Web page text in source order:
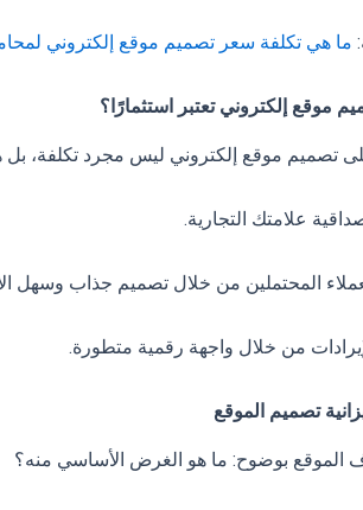
ما هي تكلفة سعر تصميم موقع إلكتروني لمحامي
موقع إلكتروني تعتبر استثمارًا؟
تصميم موقع إلكتروني ليس مجرد تكلفة، بل
علامتك التجارية.
المحتملين من خلال تصميم جذاب وسهل
من خلال واجهة رقمية متطورة.
تصميم الموقع
الموقع بوضوح: ما هو الغرض الأساسي منه؟